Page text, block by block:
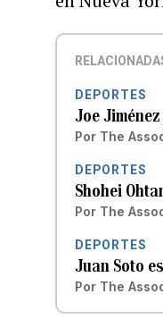
DEPORTES
Joe
Por The
DEPORTES
Shohei
Por The
DEPORTES
Juan Soto
Por The